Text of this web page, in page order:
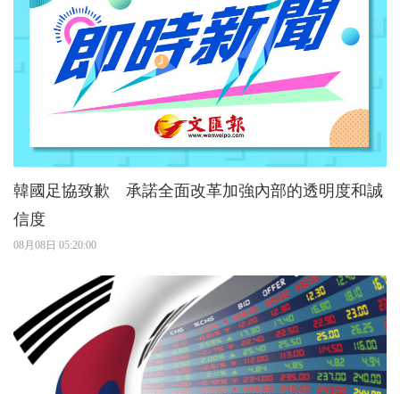
韓國足協致歉 承諾全面改革加強內部的透明度和誠
信度
08月08日 05:20:00